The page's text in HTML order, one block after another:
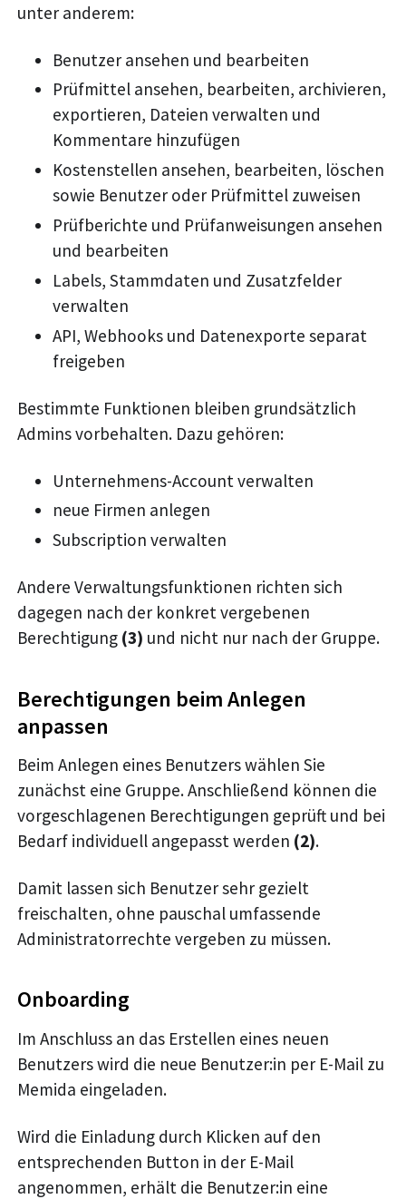
unter anderem:
Benutzer ansehen und bearbeiten
Prüfmittel ansehen, bearbeiten, archivieren,
exportieren, Dateien verwalten und
Kommentare hinzufügen
Kostenstellen ansehen, bearbeiten, löschen
sowie Benutzer oder Prüfmittel zuweisen
Prüfberichte und Prüfanweisungen ansehen
und bearbeiten
Labels, Stammdaten und Zusatzfelder
verwalten
API, Webhooks und Datenexporte separat
freigeben
Bestimmte Funktionen bleiben grundsätzlich
Admins vorbehalten. Dazu gehören:
Unternehmens-Account verwalten
neue Firmen anlegen
Subscription verwalten
Andere Verwaltungsfunktionen richten sich
dagegen nach der konkret vergebenen
Berechtigung (3) und nicht nur nach der Gruppe.
Berechtigungen beim Anlegen
anpassen
Beim Anlegen eines Benutzers wählen Sie
zunächst eine Gruppe. Anschließend können die
vorgeschlagenen Berechtigungen geprüft und bei
Bedarf individuell angepasst werden (2).
Damit lassen sich Benutzer sehr gezielt
freischalten, ohne pauschal umfassende
Administratorrechte vergeben zu müssen.
Onboarding
Im Anschluss an das Erstellen eines neuen
Benutzers wird die neue Benutzer:in per E-Mail zu
Memida eingeladen.
Wird die Einladung durch Klicken auf den
entsprechenden Button in der E-Mail
angenommen, erhält die Benutzer:in eine